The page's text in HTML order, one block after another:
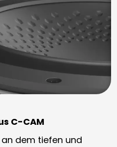
C-CAM
dem tiefen und